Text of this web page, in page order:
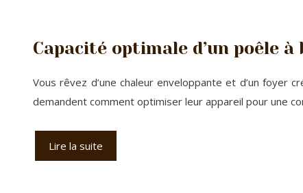
Capacité optimale d’un poêle à
Vous rêvez d’une chaleur enveloppante et d’un foyer
demandent comment optimiser leur appareil pour une
Lire la suite